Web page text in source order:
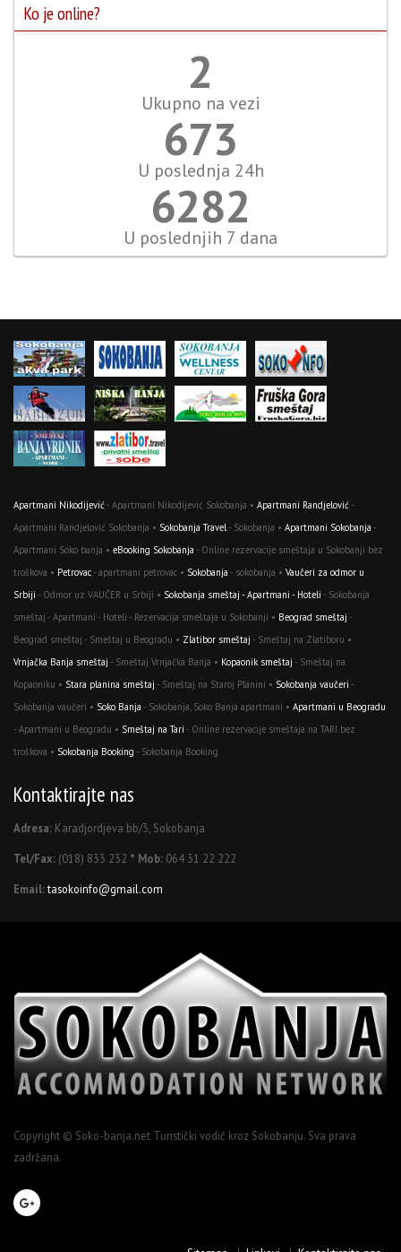
Ko je online?
2
Ukupno na vezi
777
U poslednja 24h
7248
U poslednjih 7 dana
Apartmani Nikodijević- Apartmani Nikodijević Sokobanja • Apartmani Randjelović-
Apartmani Randjelović Sokobanja • Sokobanja Travel - Sokobanja • Apartmani Sokobanja -
Apartmani Soko banja • eBooking Sokobanja - Online rezervacije smeštaja u Sokobanji bez
troškova • Petrovac- apartmani petrovac • Sokobanja - sokobanja • Vaučeri za odmor u
Srbiji - Odmor uz VAUČER u Srbiji • Sokobanja smeštaj - Apartmani - Hoteli - Sokobanja
smeštaj - Apartmani - Hoteli - Rezervacija smeštaja u Sokobanji • Beograd smeštaj -
Beograd smeštaj - Smeštaj u Beogradu • Zlatibor smeštaj - Smeštaj na Zlatiboru •
Vrnjačka Banja smeštaj - Smeštaj Vrnjačka Banja • Kopaonik smeštaj - Smeštaj na
Kopaoniku • Stara planina smeštaj - Smeštaj na Staroj Planini • Sokobanja vaučeri -
Sokobanja vaučeri • Soko Banja - Sokobanja, Soko Banja apartmani • Apartmani u Beogradu
- Apartmani u Beogradu • Smeštaj na Tari - Online rezervacije smeštaja na TARI bez
troškova • Sokobanja Booking - Sokobanja Booking
Kontaktirajte nas
Adresa: Karadjordjeva bb/3, Sokobanja
Tel/Fax: (018) 833 232 * Mob: 064 31 22 222
Email:tasokoinfo@gmail.com
Copyright © Soko-banja.net Turistički vodič kroz Sokobanju. Sva prava
zadržana.